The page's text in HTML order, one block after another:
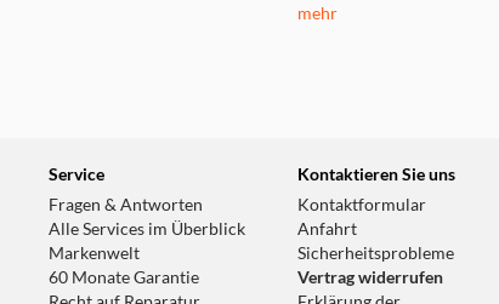
mehr
Service
Fragen & Antworten
Alle Services im Überblick
Markenwelt
60 Monate Garantie
Kontaktieren Sie uns
Kontaktformular
Anfahrt
Sicherheitsprobleme
Vertrag widerrufen